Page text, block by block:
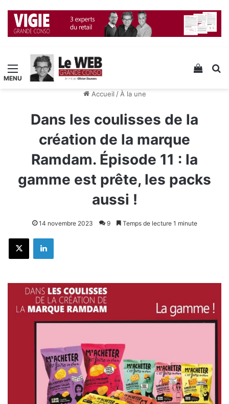
Menu Voir
Accueil / À la une
Dans les coulisses de la
création de la marque
Ramdam. Épisode 11 : la
gamme est prête, les packs
aussi !
14 novembre 2023 9 Temps de lecture 1 minute
X Linkedin